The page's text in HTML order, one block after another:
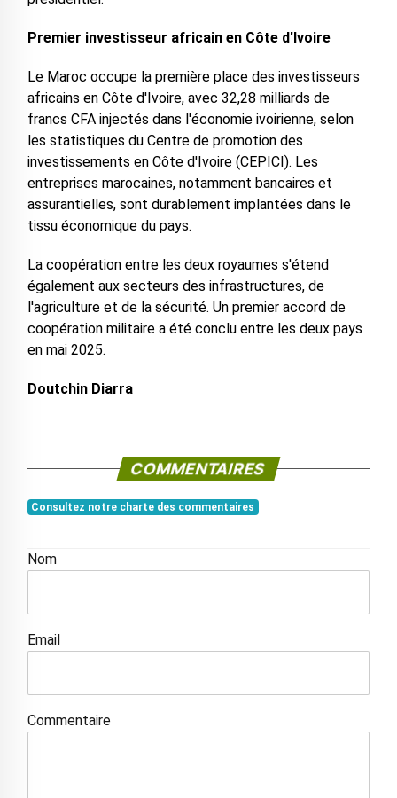
Premier investisseur africain en Côte d'Ivoire
Le Maroc occupe la première place des investisseurs
africains en Côte d'Ivoire, avec 32,28 milliards de
francs CFA injectés dans l'économie ivoirienne, selon
les statistiques du Centre de promotion des
investissements en Côte d'Ivoire (CEPICI). Les
entreprises marocaines, notamment bancaires et
assurantielles, sont durablement implantées dans le
tissu économique du pays.
La coopération entre les deux royaumes s'étend
également aux secteurs des infrastructures, de
l'agriculture et de la sécurité. Un premier accord de
coopération militaire a été conclu entre les deux pays
en mai 2025.
Doutchin Diarra
COMMENTAIRES
Consultez notre charte des commentaires
Nom
Email
Commentaire